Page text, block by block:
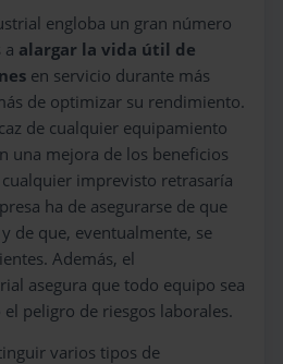
engloba un gran número
a alargar la vida útil de
en servicio durante más
de optimizar su rendimiento.
de cualquier equipamiento
una mejora de los beneficios
imprevisto retrasaría
ha de asegurarse de que
de que, eventualmente, se
Además, el
asegura que todo equipo sea
peligro de riesgos laborales.
varios tipos de